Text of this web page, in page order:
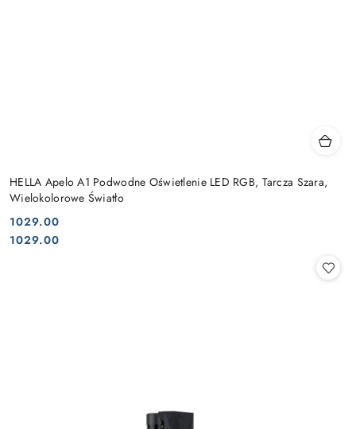
HELLA Apelo A1 Podwodne Oświetlenie LED RGB, Tarcza Szara,
Wielokolorowe Światło
Cena:
1029.00
Cena:
1029.00